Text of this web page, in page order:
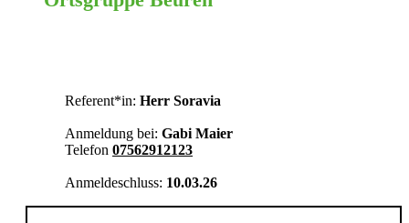
Referent*in: Herr Soravia
Anmeldung bei: Gabi Maier
Telefon 07562912123
Anmeldeschluss: 10.03.26